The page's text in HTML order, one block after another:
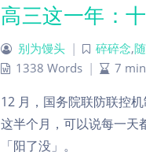
高三这一年：
别为馒头 | 碎碎念,
1338 Words | 7
12 月，国务院联防联控
这半个月，可以说每一天
「阳了没」。